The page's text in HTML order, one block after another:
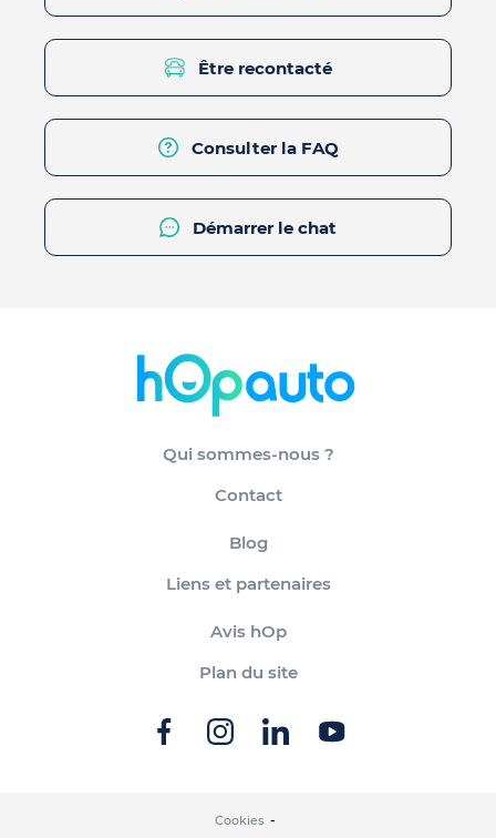
Être recontacté
Consulter la FAQ
Démarrer le chat
Qui sommes-nous ?
Contact
Blog
Liens et partenaires
Avis hOp
Plan du site
Cookies